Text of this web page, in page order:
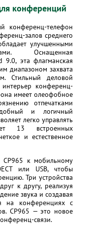
конференций
конференц-телефон
залов среднего
улучшенными
Оснащенная
9.0, эта флагманская
диапазоном захвата
Стильный деловой
конференц-
имеет олеофобное
отпечатками
и логичный
легко управлять
13 встроенных
и естественное
CP965 к мобильному
или USB, чтобы
Три устройства
к другу, реализуя
звука и создавая
на конференциях с
CP965 — это новое
связи.